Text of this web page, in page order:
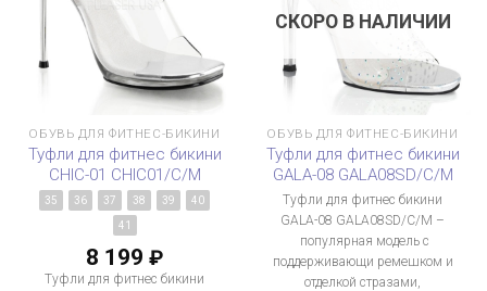
ОБУВЬ ДЛЯ ФИТНЕС-БИКИНИ
Туфли для фитнес бикини
CHIC-01 CHIC01/C/M
35 36 37 38 39 40
41
8 199 ₽
Туфли для фитнес бикини
СКОРО В НАЛИЧИИ
ОБУВЬ ДЛЯ ФИТНЕС-БИКИНИ
Туфли для фитнес бикини
GALA-08 GALA08SD/C/M
Туфли для фитнес бикини
GALA-08 GALA08SD/C/M –
популярная модель с
поддерживающи ремешком и
отделкой стразами,